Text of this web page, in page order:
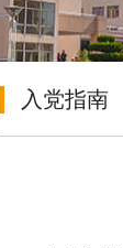
入党指南